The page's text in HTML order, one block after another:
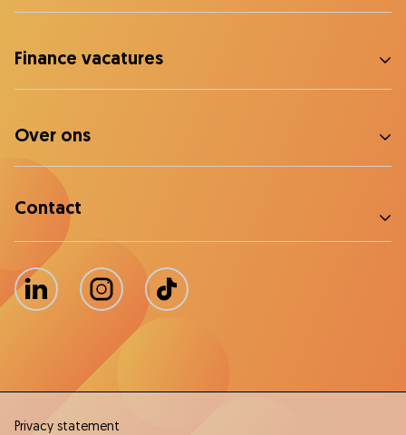
Finance vacatures
Over ons
Contact
LinkedIn Instagram TikTok
Privacy statement